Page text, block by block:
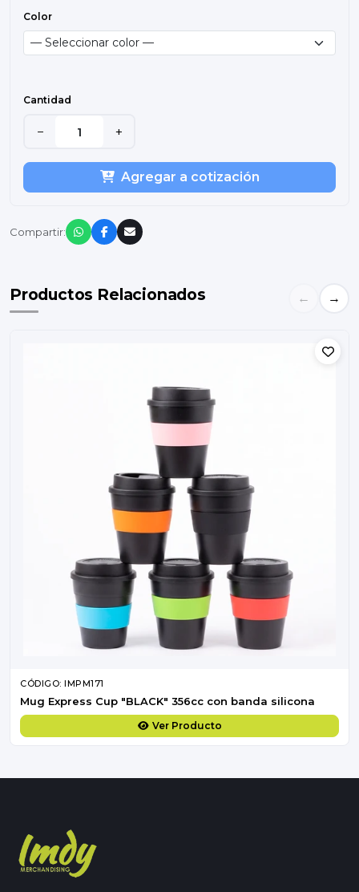
Color
Cantidad
− +
Agregar a cotización
Compartir:
Productos Relacionados ← →
CÓDIGO: IMPM171
Mug Express Cup "BLACK" 356cc con banda silicona
Ver Producto